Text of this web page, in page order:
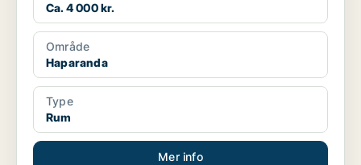
Ca. 4 000 kr.
Område
Haparanda
Type
Rum
Mer info